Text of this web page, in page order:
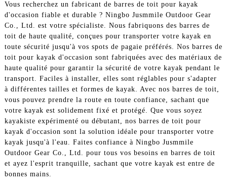
Vous recherchez un fabricant de barres de toit pour kayak
d'occasion fiable et durable ? Ningbo Jusmmile Outdoor Gear
Co., Ltd. est votre spécialiste. Nous fabriquons des barres de
toit de haute qualité, conçues pour transporter votre kayak en
toute sécurité jusqu'à vos spots de pagaie préférés. Nos barres de
toit pour kayak d'occasion sont fabriquées avec des matériaux de
haute qualité pour garantir la sécurité de votre kayak pendant le
transport. Faciles à installer, elles sont réglables pour s'adapter
à différentes tailles et formes de kayak. Avec nos barres de toit,
vous pouvez prendre la route en toute confiance, sachant que
votre kayak est solidement fixé et protégé. Que vous soyez
kayakiste expérimenté ou débutant, nos barres de toit pour
kayak d'occasion sont la solution idéale pour transporter votre
kayak jusqu'à l'eau. Faites confiance à Ningbo Jusmmile
Outdoor Gear Co., Ltd. pour tous vos besoins en barres de toit
et ayez l'esprit tranquille, sachant que votre kayak est entre de
bonnes mains.